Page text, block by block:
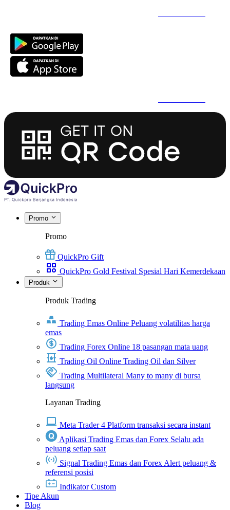
Promo
Promo
QuickPro Gift
QuickPro Gold Festival Spesial Hari Kemerdekaan
Produk
Produk Trading
Trading Emas Online Peluang volatilitas harga
emas
Trading Forex Online 18 pasangan mata uang
Trading Oil Online Trading Oil dan Silver
Trading Multilateral Many to many di bursa
langsung
Layanan Trading
Meta Trader 4 Platform transaksi secara instant
Aplikasi Trading Emas dan Forex Selalu ada
peluang setiap saat
Signal Trading Emas dan Forex Alert peluang &
referensi posisi
Indikator Custom
Tipe Akun
Blog